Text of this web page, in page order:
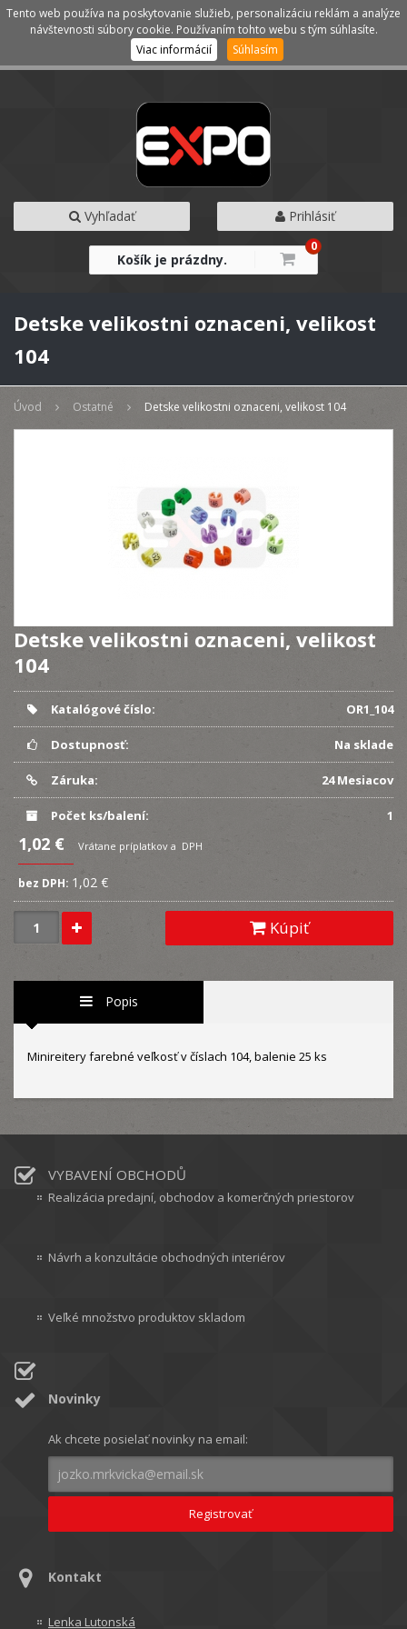
Kategórie Menu
Vyhľadať Prihlásiť
Košík je prázdny.
0
Detske velikostni oznaceni, velikost
104
Úvod Ostatné Detske velikostni oznaceni, velikost 104
Detske velikostni oznaceni, velikost
104
Katalógové číslo: OR1_104
Dostupnosť: Na sklade
Záruka: 24 Mesiacov
Počet ks/balení: 1
1,02 € Vrátane príplatkov a DPH
bez DPH: 1,02 €
Kúpiť
Popis
Minireitery farebné veľkosť v číslach 104, balenie 25 ks
VYBAVENÍ OBCHODŮ
Realizácia predajní, obchodov a komerčných priestorov
Návrh a konzultácie obchodných interiérov
Veľké množstvo produktov skladom
Novinky
Ak chcete posielať novinky na email:
Kontakt
Lenka Lutonská
Tento web používa na poskytovanie služieb, personalizáciu reklám a analýze
návštevnosti súbory cookie. Používaním tohto webu s tým súhlasíte.
Viac informácií
Súhlasím